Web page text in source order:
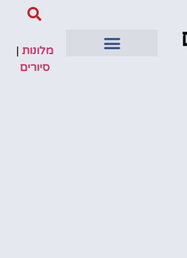
מלונות |
סיורים